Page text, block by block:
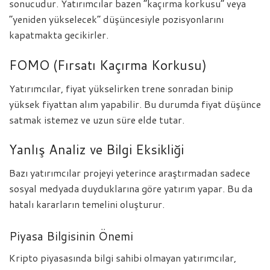
sonucudur. Yatırımcılar bazen “kaçırma korkusu” veya
“yeniden yükselecek” düşüncesiyle pozisyonlarını
kapatmakta gecikirler.
FOMO (Fırsatı Kaçırma Korkusu)
Yatırımcılar, fiyat yükselirken trene sonradan binip
yüksek fiyattan alım yapabilir. Bu durumda fiyat düşünce
satmak istemez ve uzun süre elde tutar.
Yanlış Analiz ve Bilgi Eksikliği
Bazı yatırımcılar projeyi yeterince araştırmadan sadece
sosyal medyada duyduklarına göre yatırım yapar. Bu da
hatalı kararların temelini oluşturur.
Piyasa Bilgisinin Önemi
Kripto piyasasında bilgi sahibi olmayan yatırımcılar,